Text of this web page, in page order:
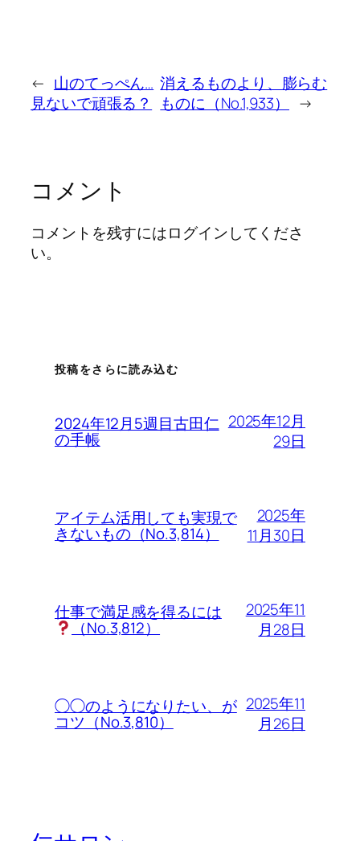
← 山のてっぺん…
見ないで頑張る？
消えるものより、膨らむ
ものに（No.1,933）
→
コメント
コメントを残すにはログインしてくださ
い。
投稿をさらに読み込む
2024年12月5週目古田仁
の手帳
2025年12月
29日
アイテム活用しても実現で
きないもの（No.3,814）
2025年
11月30日
仕事で満足感を得るには
（No.3,812）
2025年11
月28日
◯◯のようになりたい、が
コツ（No.3,810）
2025年11
月26日